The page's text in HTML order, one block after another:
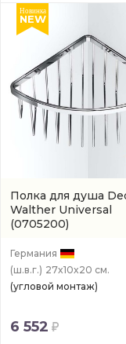
Полка для душа
Walther Universal
(0705200)
Новинка
NEW
Германия
(ш.в.г.) 27x10x20 см.
(угловой монтаж)
6 552